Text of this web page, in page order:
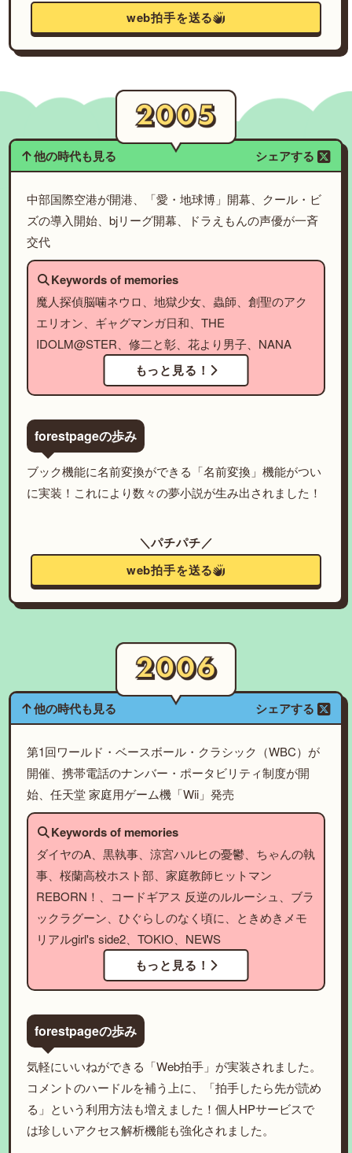
web拍手を送る
他の時代も見る シェアする
中部国際空港が開港、「愛・地球博」開幕、クール・ビ
ズの導入開始、bjリーグ開幕、ドラえもんの声優が一斉
交代
Keywords of memories
魔人探偵脳噛ネウロ、地獄少女、蟲師、創聖のアク
エリオン、ギャグマンガ日和、THE
IDOLM@STER、修二と彰、花より男子、NANA
もっと見る！
forestpageの歩み
ブック機能に名前変換ができる「名前変換」機能がつい
に実装！これにより数々の夢小説が生み出されました！
＼パチパチ／
web拍手を送る
他の時代も見る シェアする
第1回ワールド・ベースボール・クラシック（WBC）が
開催、携帯電話のナンバー・ポータビリティ制度が開
始、任天堂 家庭用ゲーム機「Wii」発売
Keywords of memories
ダイヤのA、黒執事、涼宮ハルヒの憂鬱、ちゃんの執
事、桜蘭高校ホスト部、家庭教師ヒットマン
REBORN！、コードギアス 反逆のルルーシュ、ブラ
ックラグーン、ひぐらしのなく頃に、ときめきメモ
リアルgirl's side2、TOKIO、NEWS
もっと見る！
forestpageの歩み
気軽にいいねができる「Web拍手」が実装されました。
コメントのハードルを補う上に、「拍手したら先が読め
る」という利用方法も増えました！個人HPサービスで
は珍しいアクセス解析機能も強化されました。